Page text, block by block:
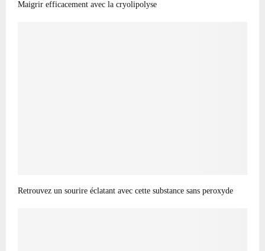
Maigrir efficacement avec la cryolipolyse
Retrouvez un sourire éclatant avec cette substance sans peroxyde